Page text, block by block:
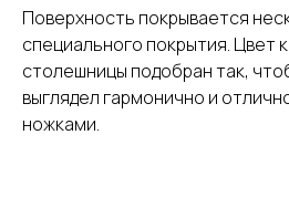
Поверхность покрывается
специального покрытия. Цвет
столешницы подобран так,
выглядел гармонично и
ножками.